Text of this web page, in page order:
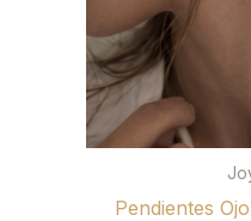
Pendientes